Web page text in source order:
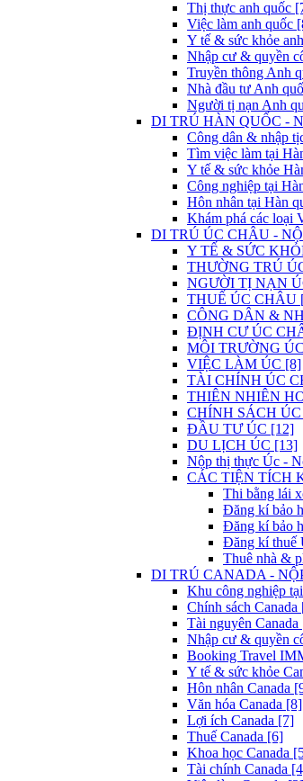
Thị thực anh quốc
Việc làm anh quốc
Y tế & sức khỏe
Nhập cư & quyền
Truyền thông Anh
Nhà đầu tư Anh
Người tị nạn Anh
DI TRÚ HÀN QUỐC -
Công dân & nhập
Tìm việc làm tại
Y tế & sức khỏe
Công nghiệp tại
Hôn nhân tại Hàn
Khám phá các loại
DI TRÚ ÚC CHÂU -
Y TẾ & SỨC
THƯỜNG TRÚ
NGƯỜI TỊ NẠN
THUẾ ÚC CHÂU
CÔNG DÂN &
ĐỊNH CƯ ÚC
MÔI TRƯỜNG
VIỆC LÀM ÚC [8]
TÀI CHÍNH ÚC
THIÊN NHIÊN
CHÍNH SÁCH ÚC
ĐẦU TƯ ÚC [12]
DU LỊCH ÚC [13]
Nộp thị thực Úc -
CÁC TIỆN TÍCH
Thi bằng lái
Đăng kí bảo
Đăng kí bảo
Đăng kí thuế
Thuê nhà &
DI TRÚ CANADA -
Khu công nghiệp
Chính sách Canada
Tài nguyên
Nhập cư & quyền
Booking Travel
Y tế & sức khỏe
Hôn nhân Canada
Văn hóa Canada [8]
Lợi ích Canada [7]
Thuế Canada [6]
Khoa học Canada
Tài chính Canada